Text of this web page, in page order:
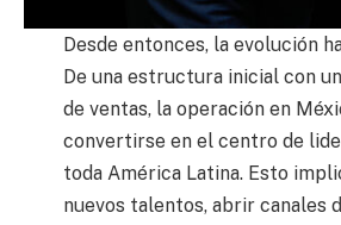
Desde entonces, la evolución
De una estructura inicial con
de ventas, la operación en
convertirse en el centro de
toda América Latina. Esto
nuevos talentos, abrir canales